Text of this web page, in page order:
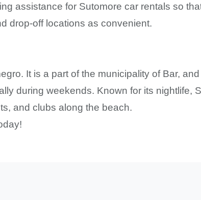
assistance for Sutomore car rentals so
drop-off locations as convenient.
It is a part of the municipality of Bar,
during weekends. Known for its nightlife,
and clubs along the beach.